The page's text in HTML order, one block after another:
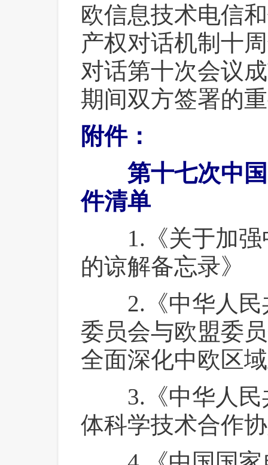
欧信息技术电信
产权对话机制十
对话第十次会议
期间双方签署的
附件：
第十七次中国
件清单
1.《关于加强
的谅解备忘录》
2.《中华人民
委员会与欧盟委
全面深化中欧区
3.《中华人民
体科学技术合作